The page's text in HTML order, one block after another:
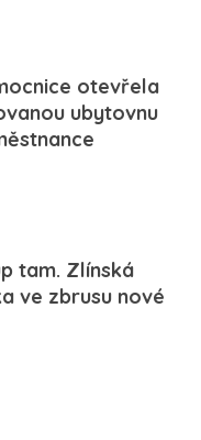
otevřela
ubytovnu
tam. Zlínská
ve zbrusu nové